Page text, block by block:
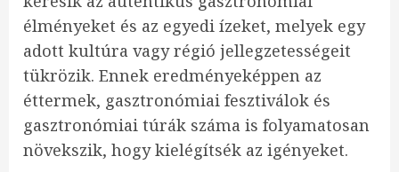
élményeket és az egyedi ízeket, melyek egy
adott kultúra vagy régió jellegzetességeit
tükrözik. Ennek eredményeképpen az
éttermek, gasztronómiai fesztiválok és
gasztronómiai túrák száma is folyamatosan
növekszik, hogy kielégítsék az igényeket.